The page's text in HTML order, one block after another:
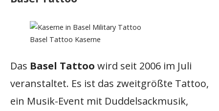
Basel Tattoo Kaserne
Das Basel Tattoo wird seit 2006 im Juli
veranstaltet. Es ist das zweitgrößte Tattoo,
ein Musik-Event mit Duddelsackmusik,